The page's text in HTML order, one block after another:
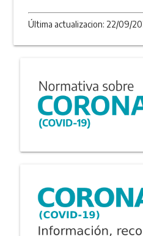
Última actualizacion: 22/09/